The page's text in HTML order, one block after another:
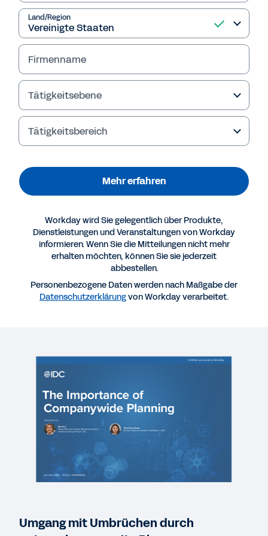
Mehr erfahren
E-BOOK
The Importance of Company-Wide Planning
ERFOLGSGESCHICHTE
KURZDEMO
Workday Adaptive Planning
The Journey to Company-Wide Planning
Land/Region
Firmenname
Tätigkeitsebene
Tätigkeitsbereich
Mehr erfahren
Workday wird Sie gelegentlich über Produkte,
Dienstleistungen und Veranstaltungen von Workday
informieren. Wenn Sie die Mitteilungen nicht mehr
erhalten möchten, können Sie sie jederzeit
abbestellen.
Personenbezogene Daten werden nach Maßgabe der
Datenschutzerklärungvon Workday verarbeitet.
Umgang mit Umbrüchen durch